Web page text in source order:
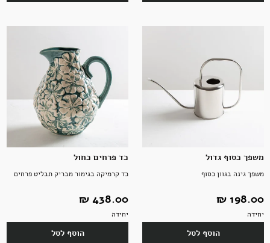
משפך כסוף גדול
משפך גינה בגוון כסוף
198.00 ‏₪
יחידה
הוסף לסל
כד פרחים כחול
כד קרמיקה בגימור מבריק תבליט פרחים
438.00 ‏₪
יחידה
הוסף לסל